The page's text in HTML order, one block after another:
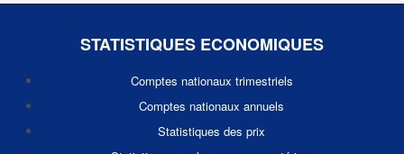
STATISTIQUES ECONOMIQUES
Comptes nationaux trimestriels
Comptes nationaux annuels
Statistiques des prix